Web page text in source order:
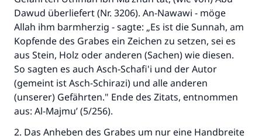
Dawud überliefert (Nr. 3206). An-Nawawi - möge
Allah ihm barmherzig - sagte: „Es ist die Sunnah, am
Kopfende des Grabes ein Zeichen zu setzen, sei es
aus Stein, Holz oder anderen (Sachen) wie diesen.
So sagten es auch Asch-Schafi'i und der Autor
(gemeint ist Asch-Schirazi) und alle anderen
(unserer) Gefährten." Ende des Zitats, entnommen
aus: Al-Majmu’ (5/256).
2. Das Anheben des Grabes um nur eine Handbreite